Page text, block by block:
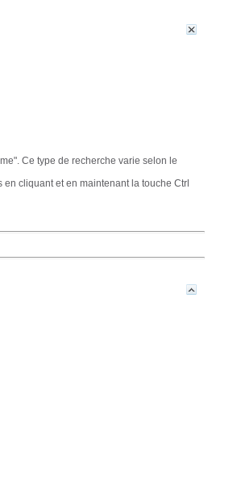
Ce type de recherche varie selon le
cliquant et en maintenant la touche Ctrl